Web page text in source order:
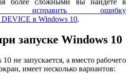
более сложными вы найдете в
исправить ошибку
в Windows 10.
запуске Windows 10
не запускается, а вместо рабочего
имеет несколько вариантов: